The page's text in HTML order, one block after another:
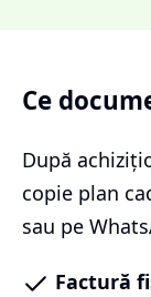
Ce
După
copie plan
sau pe
Factură